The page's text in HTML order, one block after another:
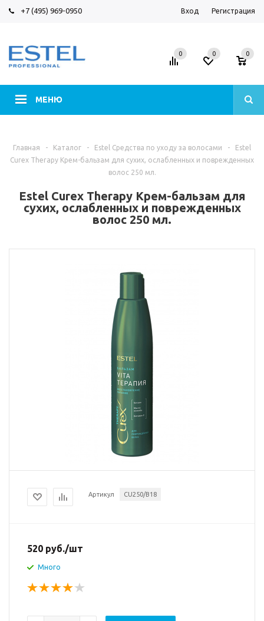
+7 (495) 969-0950 Вход Регистрация
МЕНЮ
0 0 0
Главная - Каталог - Estel Средства по уходу за волосами -
Estel
Curex Therapy Крем-бальзам для сухих, ослабленных и поврежденных
волос 250 мл.
Estel Curex Therapy Крем-бальзам для
сухих, ослабленных и поврежденных
волос 250 мл.
Артикул CU250/B18
520 руб./шт
Много